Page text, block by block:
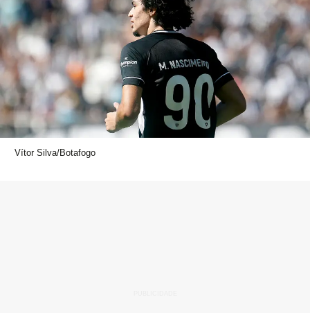
Vítor Silva/Botafogo